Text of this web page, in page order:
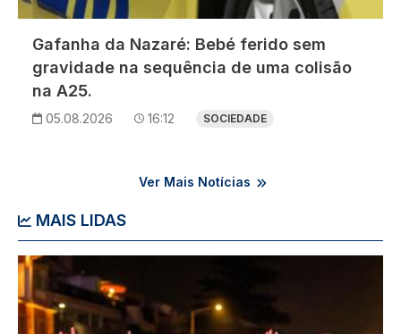
Gafanha da Nazaré: Bebé ferido sem
gravidade na sequência de uma colisão
na A25.
05.08.2026 16:12 SOCIEDADE
Ver Mais Notícias
MAIS LIDAS
Imagem